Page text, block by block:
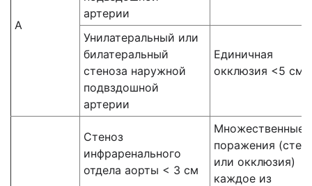
А
артерии
Унилатеральный или
билатеральный
стеноза наружной
подвздошной
артерии
Единичная
окклюзия <5 см
Стеноз
инфраренального
отдела аорты < 3 см
Множественные
поражения
или окклюзия)
каждое из